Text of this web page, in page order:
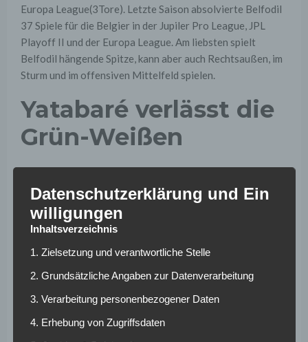
Europa League(3Tore). Letzte Saison absolvierte Belfodil
37 Spiele für die Belgier in der Jupiler Pro League, JPL
Playoff II und der Europa League. Am liebsten spielt
Belfodil hängende Spitze, kann aber auch Rechtsaußen, im
Sturm und im offensiven Mittelfeld spielen.
Yatabaré verlässt die
Grün-Weißen
Yatabaré steht seit letztem Sommer schon auf dem
Abstellgleis. Er hielt sich während der Saison bei der
zweiten Mannschaft der Bremer fit und spielte die meiste
Royal Antwerpen. Yatabaré kam in Bremen fast gar nicht
zum Zug. In 1 1/2 Jahren gelang ihm nur 21 Ligaspiele (4
Nationalspieler leihweise nach Belgien wechseln.
Anschließen besitzt Antwerpen eine Kaufoption.
Datenschutzerklärung und Ein
willigungen
Inhaltsverzeichnis
1. Zielsetzung und verantwortliche Stelle
2. Grundsätzliche Angaben zur Datenverarbeitung
3. Verarbeitung personenbezogener Daten
4. Erhebung von Zugriffsdaten